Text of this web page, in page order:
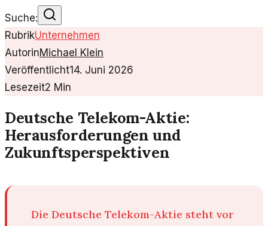
Suche:
RubrikUnternehmen
AutorinMichael Klein
Veröffentlicht14. Juni 2026
Lesezeit2 Min
Deutsche Telekom-Aktie:
Herausforderungen und
Zukunftsperspektiven
Die Deutsche Telekom-Aktie steht vor